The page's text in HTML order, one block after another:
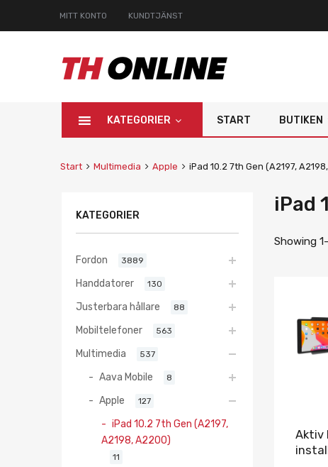
MITT KONTO KUNDTJÄNST
KATEGORIER START BUTIKEN
Start Multimedia Apple iPad 10.2 7th Gen (A2197,
iPad
Showing
Aktiv
KATEGORIER
Fordon 3889
Handdatorer 130
Justerbara hållare 88
Mobiltelefoner 563
Multimedia 537
Aava Mobile 8
Apple 127
iPad 10.2 7th Gen (A2197,
A2198, A2200)
11